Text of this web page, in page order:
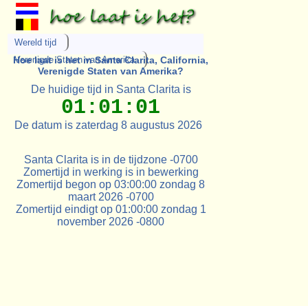
Wereld tijd
Verenigde Staten van Amerika
Hoe laat is het in Santa Clarita, California,
Verenigde Staten van Amerika?
De huidige tijd in Santa Clarita is
01:01:01
De datum is zaterdag 8 augustus 2026
Santa Clarita is in de tijdzone -0700
Zomertijd in werking is in bewerking
Zomertijd begon op 03:00:00 zondag 8
maart 2026 -0700
Zomertijd eindigt op 01:00:00 zondag 1
november 2026 -0800